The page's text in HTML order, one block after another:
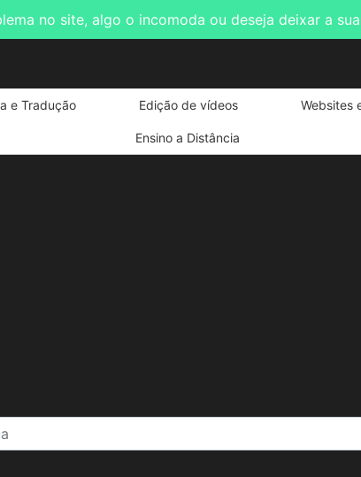
no site, algo o incomoda ou deseja deixar a
e Tradução Edição de vídeos Websites
Ensino a Distância